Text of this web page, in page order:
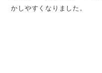
かしやすくなりました。